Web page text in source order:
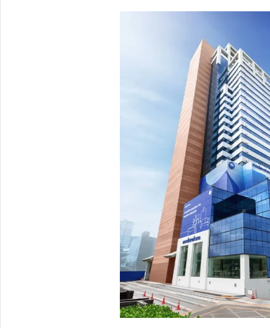
Kitchen Pull Out Basket
Kitchen Wall Cabinet
Kitchen Base Unit Basket
Kitchen Accessories